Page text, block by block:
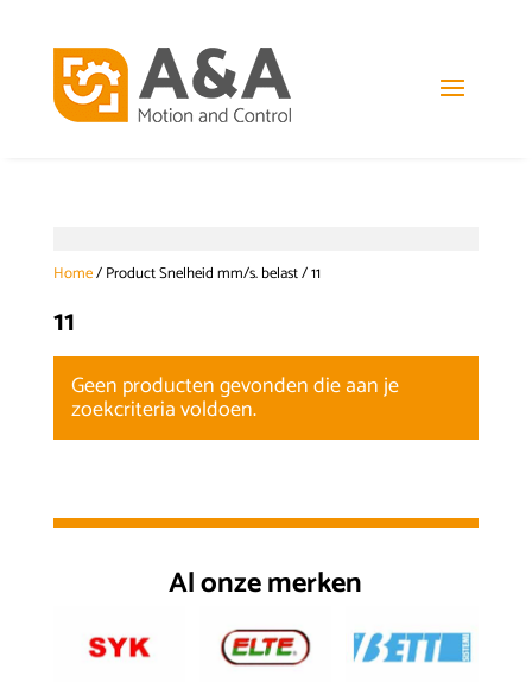
Home/ Product Snelheid mm/s. belast / 11
11
Geen producten gevonden die aan je
zoekcriteria voldoen.
Al onze merken